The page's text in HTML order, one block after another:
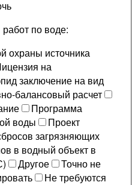
по воде:
охраны источника
на
заключение на вид
балансовый расчет
Программа
воды
Проект
загрязняющих
в водный объект в
Другое
Точно не
Не требуются